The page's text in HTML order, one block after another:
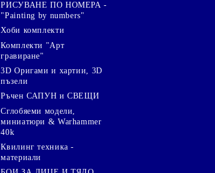
РИСУВАНЕ ПО НОМЕРА -
"Painting by numbers"
Хоби комплекти
Комплекти "Арт
гравиране"
3D Оригами и хартии, 3D
пъзели
Ръчен САПУН и СВЕЩИ
Сглобяеми модели,
миниатюри & Warhammer
40k
Квилинг техника -
материали